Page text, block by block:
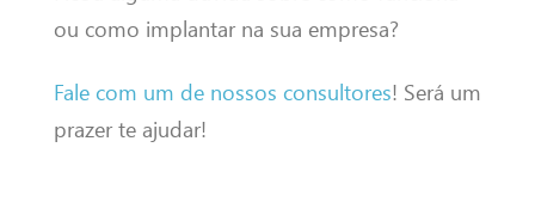
ou como implantar na sua empresa?
Fale com um de nossos consultores! Será um
prazer te ajudar!